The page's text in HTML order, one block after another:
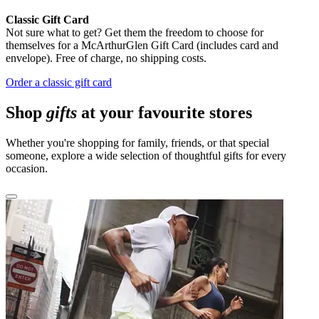
Classic Gift Card
Not sure what to get? Get them the freedom to choose for
themselves for a McArthurGlen Gift Card (includes card and
envelope). Free of charge, no shipping costs.
Order a classic gift card
Shop gifts at your favourite stores
Whether you're shopping for family, friends, or that special
someone, explore a wide selection of thoughtful gifts for every
occasion.